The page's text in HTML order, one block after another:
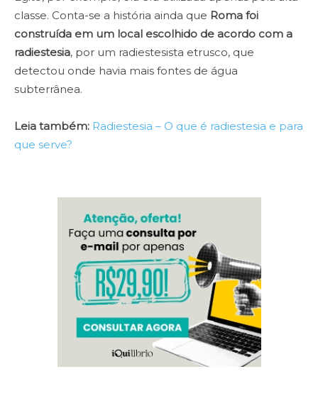
classe. Conta-se a história ainda que Roma foi
construída em um local escolhido de acordo com a
radiestesia, por um radiestesista etrusco, que
detectou onde havia mais fontes de água
subterrânea.
Leia também: Radiestesia – O que é radiestesia e para
que serve?